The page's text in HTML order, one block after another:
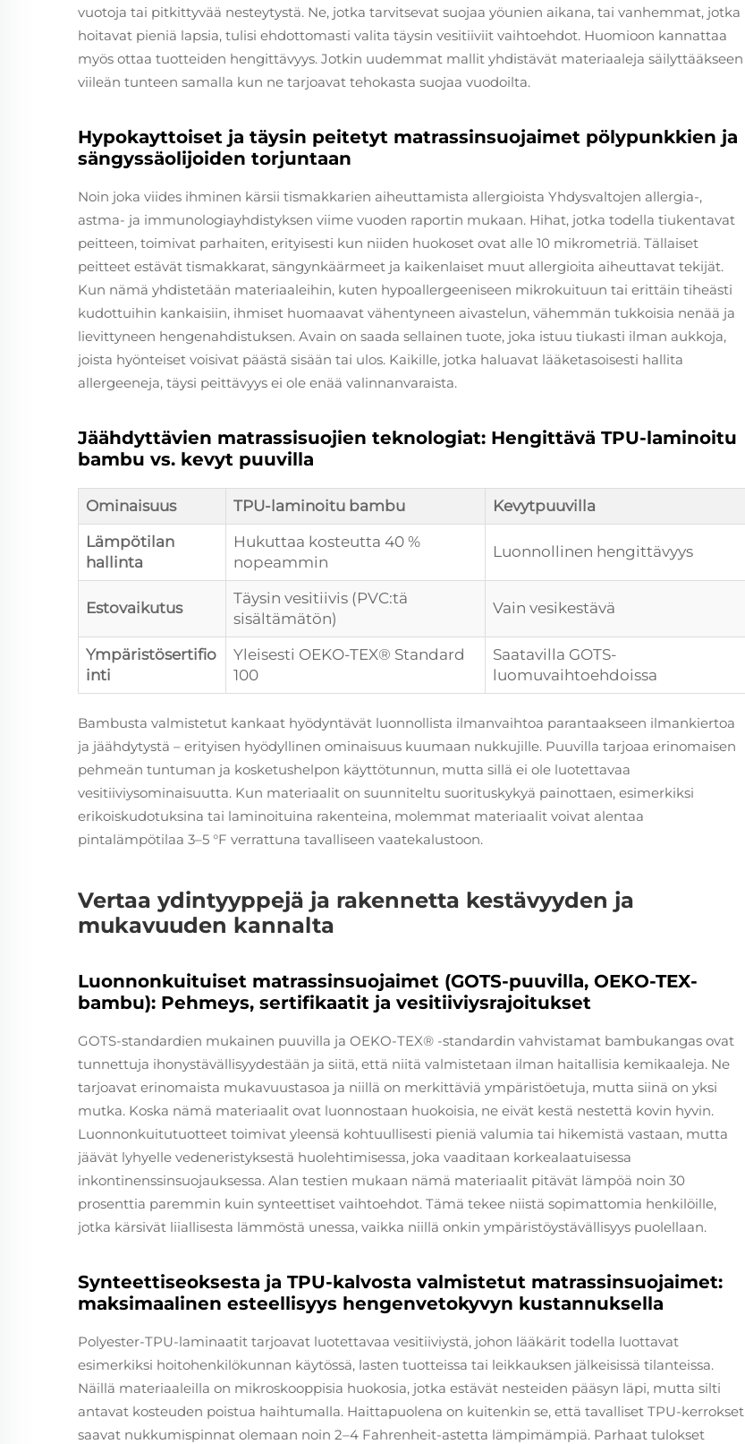
vuotoja tai pitkittyvää nesteytystä. Ne, jotka tarvitsevat suojaa yöunien aikana, tai vanhemmat, jotka
hoitavat pieniä lapsia, tulisi ehdottomasti valita täysin vesitiiviit vaihtoehdot. Huomioon kannattaa
myös ottaa tuotteiden hengittävyys. Jotkin uudemmat mallit yhdistävät materiaaleja säilyttääkseen
viileän tunteen samalla kun ne tarjoavat tehokasta suojaa vuodoilta.
Hypokayttoiset ja täysin peitetyt matrassinsuojaimet pölypunkkien ja
sängyssäolijoiden torjuntaan
Noin joka viides ihminen kärsii tismakkarien aiheuttamista allergioista Yhdysvaltojen allergia-,
astma- ja immunologiayhdistyksen viime vuoden raportin mukaan. Hihat, jotka todella tiukentavat
peitteen, toimivat parhaiten, erityisesti kun niiden huokoset ovat alle 10 mikrometriä. Tällaiset
peitteet estävät tismakkarat, sängynkäärmeet ja kaikenlaiset muut allergioita aiheuttavat tekijät.
Kun nämä yhdistetään materiaaleihin, kuten hypoallergeeniseen mikrokuituun tai erittäin tiheästi
kudottuihin kankaisiin, ihmiset huomaavat vähentyneen aivastelun, vähemmän tukkoisia nenää ja
lievittyneen hengenahdistuksen. Avain on saada sellainen tuote, joka istuu tiukasti ilman aukkoja,
joista hyönteiset voisivat päästä sisään tai ulos. Kaikille, jotka haluavat lääketasoisesti hallita
allergeeneja, täysi peittävyys ei ole enää valinnanvaraista.
Jäähdyttävien matrassisuojien teknologiat: Hengittävä TPU-laminoitu
bambu vs. kevyt puuvilla
Ominaisuus TPU-laminoitu bambu
Kevytpuuvilla
Lämpötilan
hallinta
Hukuttaa kosteutta 40 %
nopeammin
Luonnollinen hengittävyys
Estovaikutus
Täysin vesitiivis (PVC:tä
sisältämätön)
Vain vesikestävä
Ympäristösertifio
inti
Yleisesti OEKO-TEX® Standard
100
Saatavilla GOTS-
luomuvaihtoehdoissa
Bambusta valmistetut kankaat hyödyntävät luonnollista ilmanvaihtoa parantaakseen ilmankiertoa
ja jäähdytystä – erityisen hyödyllinen ominaisuus kuumaan nukkujille. Puuvilla tarjoaa erinomaisen
pehmeän tuntuman ja kosketushelpon käyttötunnun, mutta sillä ei ole luotettavaa
vesitiiviysominaisuutta. Kun materiaalit on suunniteltu suorituskykyä painottaen, esimerkiksi
erikoiskudotuksina tai laminoituina rakenteina, molemmat materiaalit voivat alentaa
pintalämpötilaa 3–5 °F verrattuna tavalliseen vaatekalustoon.
Vertaa ydintyyppejä ja rakennetta kestävyyden ja
mukavuuden kannalta
Luonnonkuituiset matrassinsuojaimet (GOTS-puuvilla, OEKO-TEX-
bambu): Pehmeys, sertifikaatit ja vesitiiviysrajoitukset
GOTS-standardien mukainen puuvilla ja OEKO-TEX® -standardin vahvistamat bambukangas ovat
tunnettuja ihonystävällisyydestään ja siitä, että niitä valmistetaan ilman haitallisia kemikaaleja. Ne
tarjoavat erinomaista mukavuustasoa ja niillä on merkittäviä ympäristöetuja, mutta siinä on yksi
mutka. Koska nämä materiaalit ovat luonnostaan huokoisia, ne eivät kestä nestettä kovin hyvin.
Luonnonkuitutuotteet toimivat yleensä kohtuullisesti pieniä valumia tai hikemistä vastaan, mutta
jäävät lyhyelle vedeneristyksestä huolehtimisessa, joka vaaditaan korkealaatuisessa
inkontinenssinsuojauksessa. Alan testien mukaan nämä materiaalit pitävät lämpöä noin 30
prosenttia paremmin kuin synteettiset vaihtoehdot. Tämä tekee niistä sopimattomia henkilöille,
jotka kärsivät liiallisesta lämmöstä unessa, vaikka niillä onkin ympäristöystävällisyys puolellaan.
Synteettiseoksesta ja TPU-kalvosta valmistetut matrassinsuojaimet:
maksimaalinen esteellisyys hengenvetokyvyn kustannuksella
Polyester-TPU-laminaatit tarjoavat luotettavaa vesitiiviystä, johon lääkärit todella luottavat
esimerkiksi hoitohenkilökunnan käytössä, lasten tuotteissa tai leikkauksen jälkeisissä tilanteissa.
Näillä materiaaleilla on mikroskooppisia huokosia, jotka estävät nesteiden pääsyn läpi, mutta silti
antavat kosteuden poistua haihtumalla. Haittapuolena on kuitenkin se, että tavalliset TPU-kerrokset
saavat nukkumispinnat olemaan noin 2–4 Fahrenheit-astetta lämpimämpiä. Parhaat tulokset